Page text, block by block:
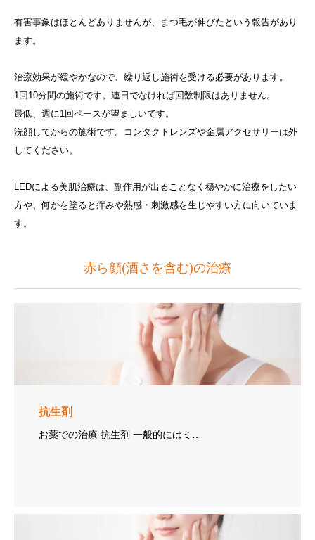
有害事象はほとんどありませんが、まつ毛が伸びたという報告があり
ます。
治療効果が緩やかなので、繰り返し施術を受ける必要があります。
1回10分間の施術です。連日でなければ回数制限はありません。
最低、週に1回ペースが望ましいです。
洗顔してからの施術です。コンタクトレンズや金属アクセサリーは外
してください。
LEDによる美肌治療は、副作用が出ることなく穏やかに治療をしたい
方や、何かを塗ると痒みや熱感・刺激感を生じやすい方に向いていま
す。
赤ら顔(酒さを含む)の治療
抗生剤
お薬での治療 抗生剤 一般的にはミ…